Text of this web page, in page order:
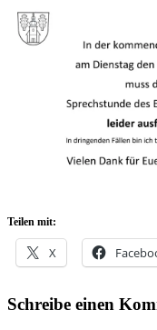
Teilen mit:
X
Schreibe einen